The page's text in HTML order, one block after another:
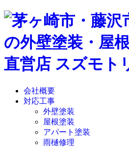
会社概要
対応工事
外壁塗装
屋根塗装
アパート塗装
雨樋修理